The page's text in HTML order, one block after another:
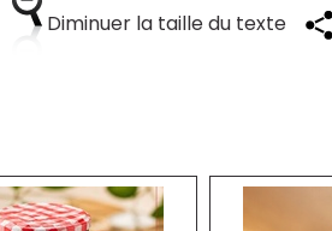
Diminuer la taille du texte